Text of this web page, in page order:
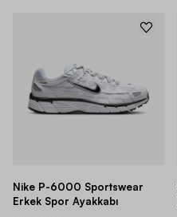
Nike P-6000 Sportswear
Erkek Spor Ayakkabı